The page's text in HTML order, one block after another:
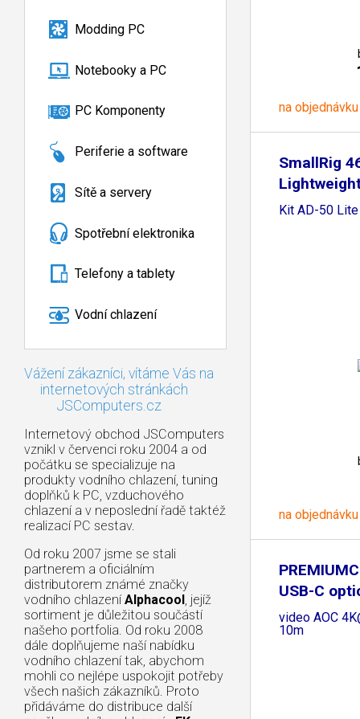
Modding PC
Notebooky a PC
PC Komponenty
Periferie a software
Sítě a servery
Spotřební elektronika
Telefony a tablety
Vodní chlazení
Vážení zákazníci, vítáme Vás na
internetových stránkách
JSComputers.cz
Internetový obchod JSComputers
vznikl v červenci roku 2004 a od
počátku se specializuje na
produkty vodního chlazení, tuning
doplňků k PC, vzduchového
chlazení a v neposlední řadě taktéž
realizací PC sestav.
Od roku 2007 jsme se stali
partnerem a oficiálním
distributorem známé značky
vodního chlazení Alphacool, jejíž
sortiment je důležitou součástí
našeho portfolia. Od roku 2008
dále doplňujeme naší nabídku
vodního chlazení tak, abychom
mohli co nejlépe uspokojit potřeby
všech našich zákazníků. Proto
přidáváme do distribuce další
na objednávku
SmallRig
Tripod
Kit AD-50 Lite
na objednávku
USB-C
video AOC
10m